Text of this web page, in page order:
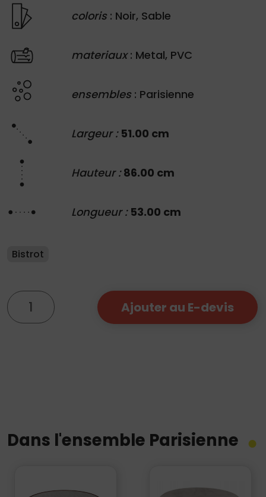
coloris: Noir, Sable
materiaux: Metal, PVC
ensembles: Parisienne
Largeur : 51.00 cm
Hauteur :86.00 cm
Longueur : 53.00 cm
Bistrot
quantité
de
Chaise
Ajouter au E-devis
Dans l'ensemble Parisienne